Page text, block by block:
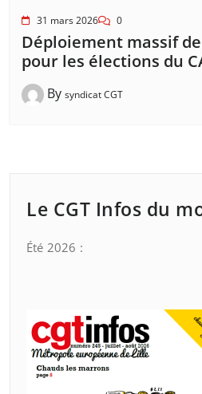
31 mars 2026 0
Déploiement massif de
pour les élections du
By syndicat CGT
Le CGT Infos du
Été 2026 :